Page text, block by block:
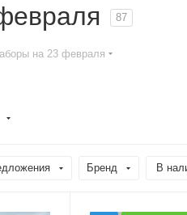
87
на 23 февраля
Бренд В